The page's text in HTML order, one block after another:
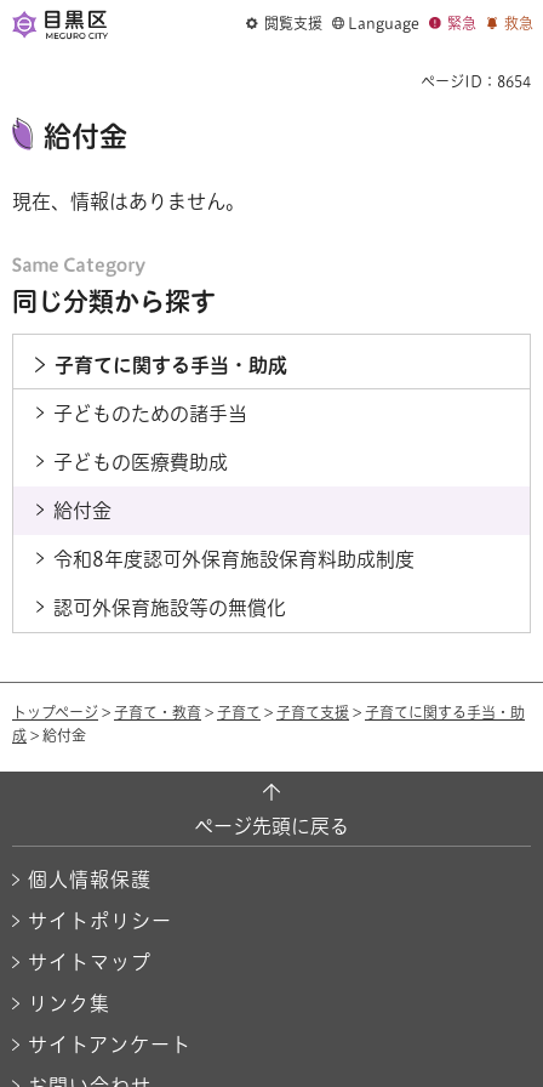
閲覧支援 Language 緊急 救急
ページID：8654
給付金
現在、情報はありません。
同じ分類から探す
子育てに関する手当・助成
子どものための諸手当
子どもの医療費助成
給付金
令和8年度認可外保育施設保育料助成制度
認可外保育施設等の無償化
トップページ > 子育て・教育 > 子育て > 子育て支援 > 子育てに関する手当・助
成 > 給付金
ページ先頭に戻る
個人情報保護
サイトポリシー
サイトマップ
リンク集
サイトアンケート